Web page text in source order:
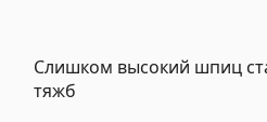
Слишком высокий шпиц
тяжб